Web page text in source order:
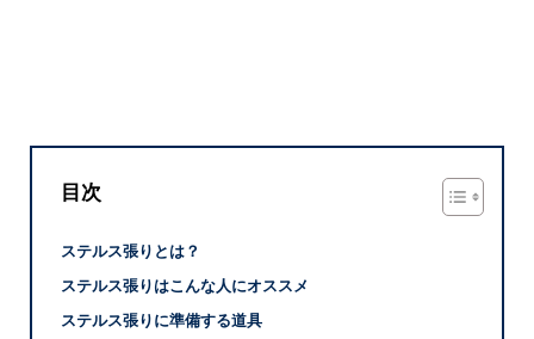
目次
ステルス張りとは？
ステルス張りはこんな人にオススメ
ステルス張りに準備する道具